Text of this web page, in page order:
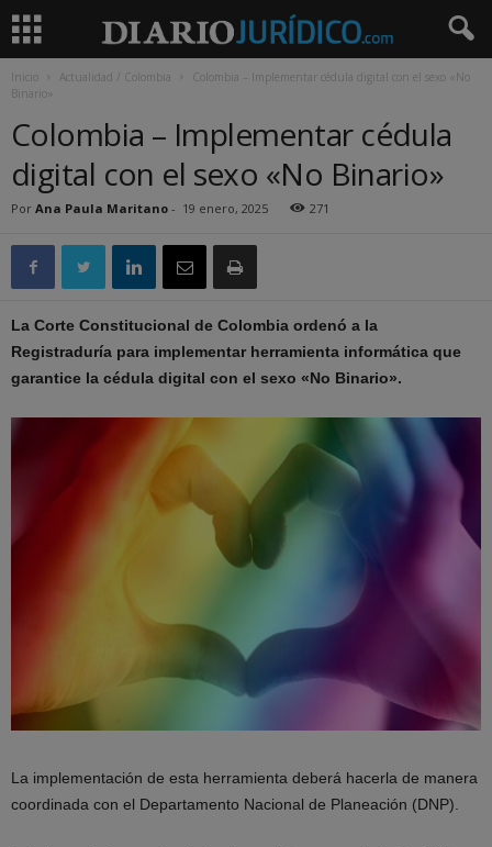
Inicio Actualidad / Colombia
Colombia – Implementar cédula digital con el sexo «No
Binario»
Colombia – Implementar cédula
digital con el sexo «No Binario»
Por Ana Paula Maritano - 19 enero, 2025 271
La Corte Constitucional de Colombia ordenó a la
Registraduría para implementar herramienta informática que
garantice la cédula digital con el sexo «No Binario».
La implementación de esta herramienta deberá hacerla de manera
coordinada con el Departamento Nacional de Planeación (DNP).